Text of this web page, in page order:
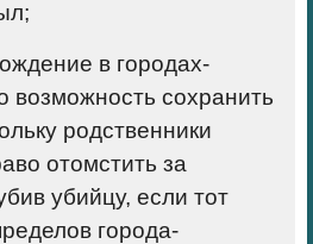
в городах-
сохранить
родственники
отомстить за
убийцу, если тот
города-